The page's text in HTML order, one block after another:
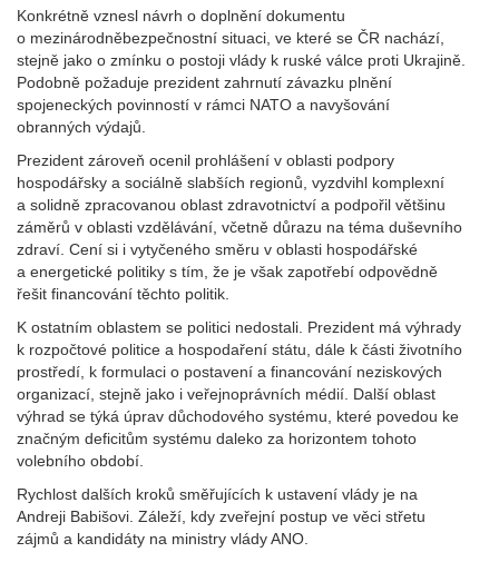
Konkrétně vznesl návrh o doplnění dokumentu
o mezinárodněbezpečnostní situaci, ve které se ČR nachází,
stejně jako o zmínku o postoji vlády k ruské válce proti Ukrajině.
Podobně požaduje prezident zahrnutí závazku plnění
spojeneckých povinností v rámci NATO a navyšování
obranných výdajů.
Prezident zároveň ocenil prohlášení v oblasti podpory
hospodářsky a sociálně slabších regionů, vyzdvihl komplexní
a solidně zpracovanou oblast zdravotnictví a podpořil většinu
záměrů v oblasti vzdělávání, včetně důrazu na téma duševního
zdraví. Cení si i vytyčeného směru v oblasti hospodářské
a energetické politiky s tím, že je však zapotřebí odpovědně
řešit financování těchto politik.
K ostatním oblastem se politici nedostali. Prezident má výhrady
k rozpočtové politice a hospodaření státu, dále k části životního
prostředí, k formulaci o postavení a financování neziskových
organizací, stejně jako i veřejnoprávních médií. Další oblast
výhrad se týká úprav důchodového systému, které povedou ke
značným deficitům systému daleko za horizontem tohoto
volebního období.
Rychlost dalších kroků směřujících k ustavení vlády je na
Andreji Babišovi. Záleží, kdy zveřejní postup ve věci střetu
zájmů a kandidáty na ministry vlády ANO.